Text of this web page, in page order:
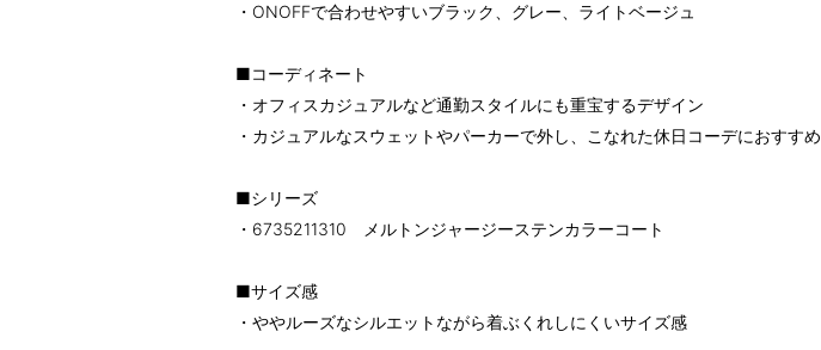
・ONOFFで合わせやすいブラック、グレー、ライトベージュ
■コーディネート
・オフィスカジュアルなど通勤スタイルにも重宝するデザイン
・カジュアルなスウェットやパーカーで外し、こなれた休日コーデにおすすめ
■シリーズ
・6735211310 メルトンジャージーステンカラーコート
■サイズ感
・ややルーズなシルエットながら着ぶくれしにくいサイズ感